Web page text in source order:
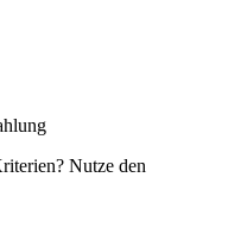
Nutze den